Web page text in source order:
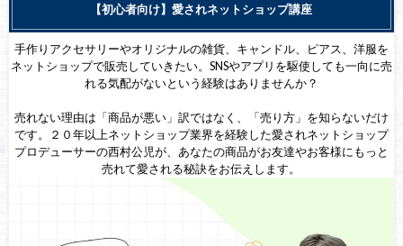
【初心者向け】愛されネットショップ講座
手作りアクセサリーやオリジナルの雑貨、キャンドル、ピアス、洋服を
ネットショップで販売していきたい。SNSやアプリを駆使しても一向に売
れる気配がないという経験はありませんか？
売れない理由は「商品が悪い」訳ではなく、「売り方」を知らないだけ
です。２０年以上ネットショップ業界を経験した愛されネットショップ
プロデューサーの西村公児が、あなたの商品がお友達やお客様にもっと
売れて愛される秘訣をお伝えします。